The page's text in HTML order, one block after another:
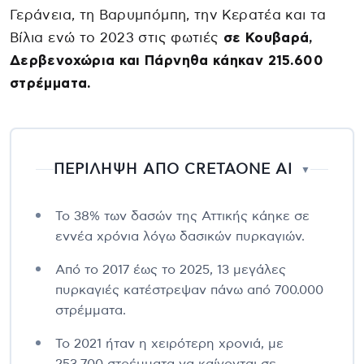
Γεράνεια, τη Βαρυμπόμπη, την Κερατέα και τα
Βίλια ενώ το 2023 στις φωτιές σε Κουβαρά,
Δερβενοχώρια και Πάρνηθα κάηκαν 215.600
στρέμματα.
ΠΕΡΙΛΗΨΗ ΑΠΟ CRETAONE AI ▼
Το 38% των δασών της Αττικής κάηκε σε
εννέα χρόνια λόγω δασικών πυρκαγιών.
Από το 2017 έως το 2025, 13 μεγάλες
πυρκαγιές κατέστρεψαν πάνω από 700.000
στρέμματα.
Το 2021 ήταν η χειρότερη χρονιά, με